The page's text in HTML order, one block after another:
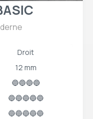
Droit
12 mm
🔵🔵🔵🔵
🔵🔵🔵🔵🔵
🔵🔵🔵🔵🔵